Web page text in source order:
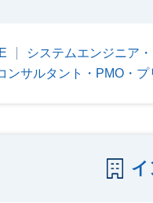
システムエンジニア
ンサルタント・PMO・プ